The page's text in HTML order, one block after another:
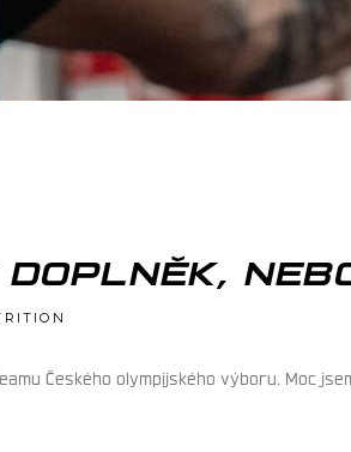
Českého olympijského výboru. Moc